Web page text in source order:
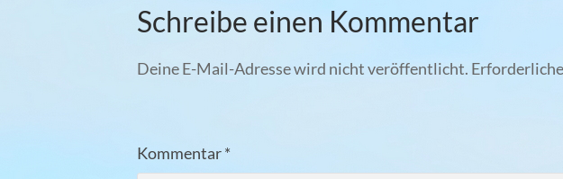
Schreibe einen Kommentar
Deine E-Mail-Adresse wird nicht veröffentlicht.
Kommentar*